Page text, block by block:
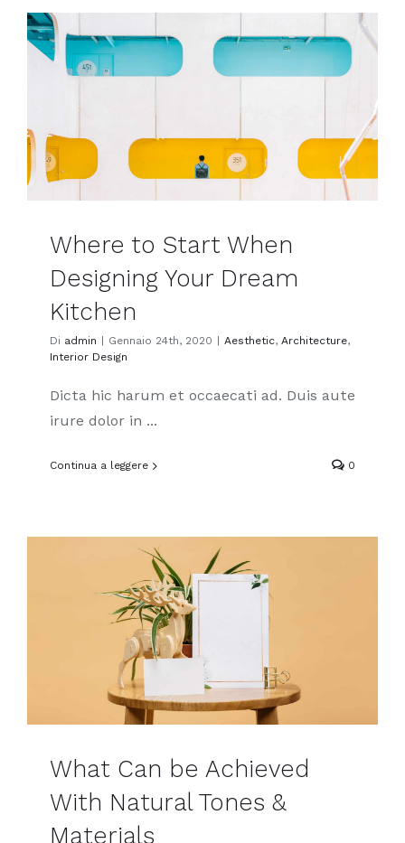
Where to Start When
Designing Your Dream
Kitchen
Di admin Gennaio 24th, 2020 Aesthetic, Architecture,
Interior Design
Dicta hic harum et occaecati ad. Duis aute
irure dolor in ...
Continua a leggere 0
What Can be Achieved
With Natural Tones &
Materials